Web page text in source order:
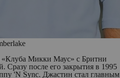
«Клуба Микки Маус» с Бритни
после его закрытия в 1995
'N Sync. Джастин стал главным